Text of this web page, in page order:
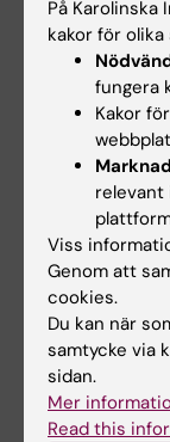
Divergent
effects of
protein
development
Raposo B;
H; Stalesen
Groenwall C;
Immunologi
Immunologi
Är du Marcelo
Redigera din
På
kakor för
fungera
Kakor för
relevant
Viss
Genom att
cookies.
Du kan när
samtycke via
sidan.
Mer
Read this